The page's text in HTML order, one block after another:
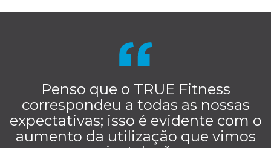
Penso que o TRUE Fitness
correspondeu a todas as nossas
expectativas; isso é evidente com o
aumento da utilização que vimos